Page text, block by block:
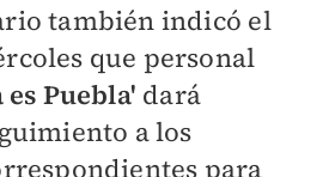
también indicó el
que personal
es Puebla' dará
a los
para